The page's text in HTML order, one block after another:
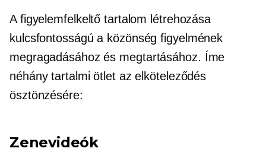
A figyelemfelkeltő tartalom létrehozása
kulcsfontosságú a közönség figyelmének
megragadásához és megtartásához. Íme
néhány tartalmi ötlet az elköteleződés
ösztönzésére:
Zenevideók